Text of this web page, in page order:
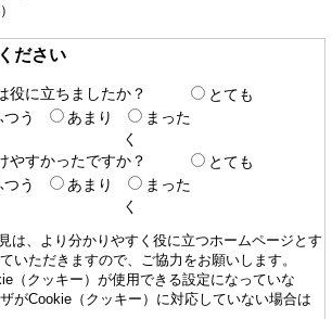
ださい
役に立ちましたか？
とても
つう あまり
まった
く
やすかったですか？
とても
つう あまり
まった
く
は、より分かりやすく役に立つホームページとす
いただきますので、ご協力をお願いします。
（クッキー）が使用できる設定になっていな
がCookie（クッキー）に対応していない場合は